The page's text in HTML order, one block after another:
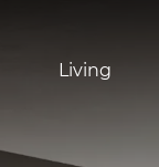
Living